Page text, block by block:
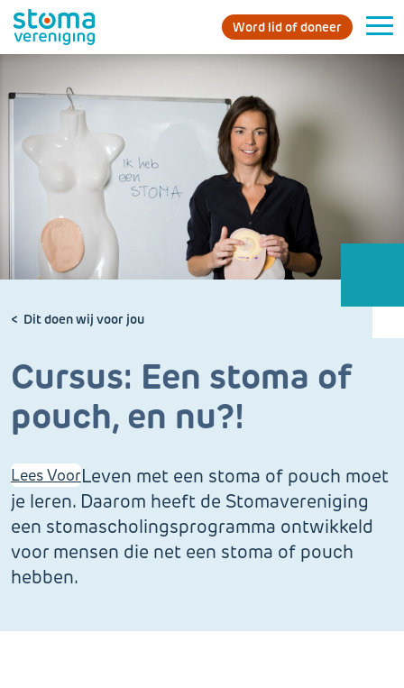
Word lid of doneer
Dit doen wij voor jou
Cursus: Een stoma of
pouch, en nu?!
Lees VoorLeven met een stoma of pouch moet
je leren. Daarom heeft de Stomavereniging
een stomascholingsprogramma ontwikkeld
voor mensen die net een stoma of pouch
hebben.